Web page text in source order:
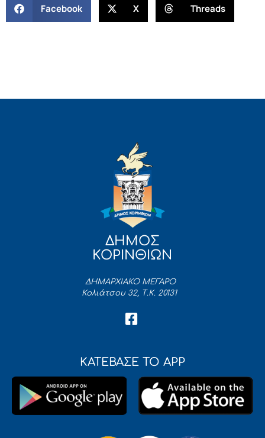
Facebook X Threads
ΔΗΜΟΣ
ΚΟΡΙΝΘΙΩΝ
ΔΗΜΑΡΧΙΑΚΟ ΜΕΓΑΡΟ
Κολιάτσου 32, Τ.Κ. 20131
ΚΑΤΕΒΑΣΕ ΤΟ APP